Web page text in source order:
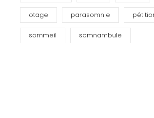
otage parasomnie
sommeil somnambule